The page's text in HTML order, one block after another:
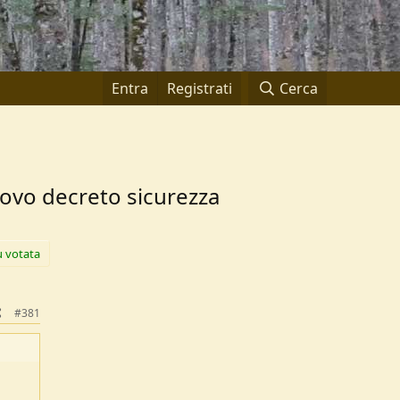
Entra Registrati Cerca
decreto sicurezza
votata
#381